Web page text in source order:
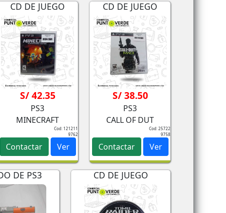
CD DE JUEGO
S/ 42.35
PS3
MINECRAFT
Cod: 121211
9762
Contactar Ver
CD DE JUEGO
S/ 38.50
PS3
CALL OF DUT
Cod: 25722
9758
Contactar Ver
DE PS3 CD DE JUEGO